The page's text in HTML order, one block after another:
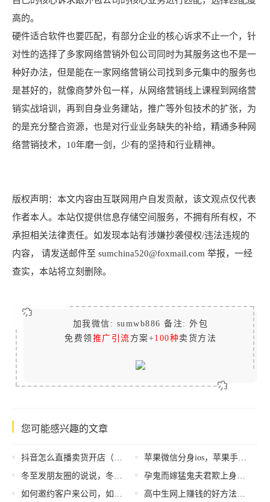
高的。
硬件适合软件也要匹配，有部分企业的核心诉求不止一个，针
对性的选择了多家网络营销外包公司同时为其服务这也不是一
种好办法，但是能在一家网络营销公司找到多元集中的服务也
是甚好的，就像商梦外包一样，从网络营销线上课程到网络营
销实战培训，再到自身业务建站，推广等外包技术的扩张，为
的是充分整合资源，也是对行业业务缺失的补给，精通多种网
络营销技术，10年磨一剑，少有的坚持和行业精神。
版权声明：本文内容由互联网用户自发贡献，该文观点仅代表
作者本人。本站仅提供信息存储空间服务，不拥有所有权，不
承担相关法律责任。如发现本站有涉嫌抄袭侵权/违法违规的
内容， 请发送邮件至 sumchina520@foxmail.com 举报，一经
查实，本站将立刻删除。
加我微信: sumwb886 备注: 外包
免费领 推广引流 方案+100种卖货方法
您可能感兴趣的文章
抖音怎么直播卖货开店（抖音怎么直播卖货和商家合作）
冬至发朋友圈的说说，冬至发朋友圈的说说短句？
如何邀约客户来公司，如何邀约客户来公司参观？
苹果微信分身ios，苹果手机微信多开工具？
孕鬼而嫁猛鬼夫君欺上身全文免费阅读（孕鬼游戏）
高中生网上赚钱的好方法（网上赚钱的好方法有哪些）